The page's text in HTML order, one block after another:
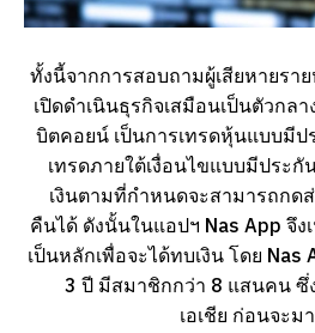
ทั้งนี้จากการสอบถามผู้เสียหายราย
เปิดดำเนินธุรกิจเสมือนเป็นตัวกล
บิตคอยน์ เป็นการเทรดหุ้นแบบมี
เทรดภายใต้เงื่อนไขแบบมีประ
เงินตามที่กำหนดจะสามารถกด
คืนได้ ดังนั้นในแอปฯ Nas App จึง
เป็นหลักเพื่อจะได้ทบเงิน โดย Nas
3 ปี มีสมาชิกกว่า 8 แสนคน ซึ่
เอเชีย ก่อนจะม